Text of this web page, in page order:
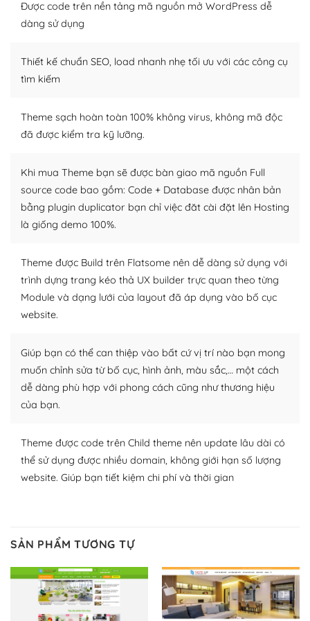
thiết kế tốt, bạn có thể tự sửa đổi. Nếu không bạn có thể
tìm kiếm chúng trên Internet hoặc nhờ chuyên gia.
– Sở hữu một cộng đồng lớn, sẵn sàng hỗ trợ
khổng lồ được kiểm duyệt bởi các nhân viên và những
người cuồng tín WordPress.
Nếu bạn gặp khó khăn, bạn có thể lên mạng và tìm
kiếm những cộng đồng WordPress, họ sẽ giúp bạn trả
lời, giải đáp vấn đề của bạn.
Cộng đồng sử dụng WordPress sẵn sàng hỗ trợ bạn
– Đa dạng plugin và themes
Plugin mở rộng là thành phần cài đặt thêm vào
WordPress để tăng thêm các tính năng cần thiết. Có
nhiều plugin trả phí hoặc miễn phí.
Nhờ lượng người dùng đông đảo, thư viện themes và
plugin của WordPress rất phong phú. Bạn có thể thỏa
thích chọn lựa plugin và themes phù hợp cho mục đích
lập website của mình.
– Dễ sử dụng
Với mọi Hosting bất kỳ thì WordPress đều có thể dễ
Và bạn có toàn quyền tự do khi quyết định nơi lưu trữ
trang web WordPress của bạn.
Dễ dàng lựa chọn Hosting cho website WordPress
Được code trên nền tảng mã nguồn mở WordPress dễ
dàng sử dụng
Thiết kế chuẩn SEO, load nhanh nhẹ tối ưu với các công cụ
tìm kiếm
Theme sạch hoàn toàn 100% không virus, không mã độc
đã được kiểm tra kỹ lưỡng.
Khi mua Theme bạn sẽ được bàn giao mã nguồn Full
source code bao gồm: Code + Database được nhân bản
bằng plugin duplicator bạn chỉ việc đăt cài đặt lên Hosting
là giống demo 100%.
Theme được Build trên Flatsome nên dễ dàng sử dụng với
trình dựng trang kéo thả UX builder trực quan theo từng
Module và dạng lưới của layout đã áp dụng vào bố cục
website.
Giúp bạn có thể can thiệp vào bất cứ vị trí nào bạn mong
muốn chỉnh sửa từ bố cục, hình ảnh, màu sắc,… một cách
dễ dàng phù hợp với phong cách cũng như thương hiệu
của bạn.
Theme được code trên Child theme nên update lâu dài có
thể sử dụng được nhiều domain, không giới hạn số lượng
website. Giúp bạn tiết kiệm chi phí và thời gian
SẢN PHẨM TƯƠNG TỰ